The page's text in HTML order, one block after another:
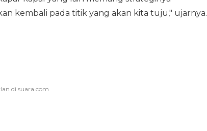
kembali pada titik yang akan kita tuju," ujarnya.